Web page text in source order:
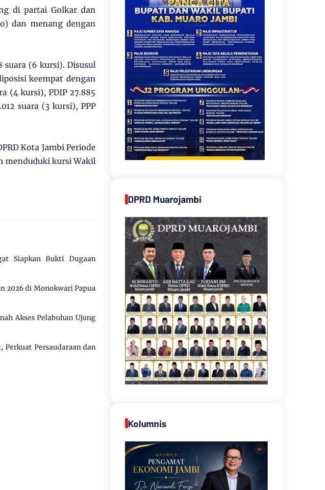
di partai Golkar dan
dan menang dengan
suara (6 kursi). Disusul
keempat dengan
(4 kursi), PDIP 27.885
suara (3 kursi), PPP
Kota Jambi Periode
menduduki kursi Wakil
Siapkan Bukti Dugaan
2026 di Monokwari Papua
Akses Pelabuhan Ujung
Perkuat Persaudaraan dan
DPRD Muarojambi
Kolumnis